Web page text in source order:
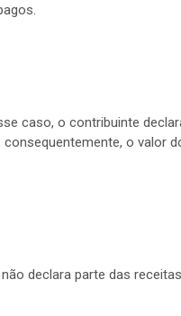
caso, o contribuinte
o valor
declara parte das receitas